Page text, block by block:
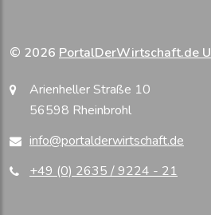
© 2026 PortalDerWirtschaft.de
Arienheller Straße 10
56598 Rheinbrohl
info@portalderwirtschaft.de
+49 (0) 2635 / 9224 - 21